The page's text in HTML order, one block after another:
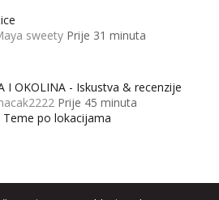
sweety Prije 31 minuta
I OKOLINA - Iskustva & recenzije
Prije 45 minuta
Teme po lokacijama